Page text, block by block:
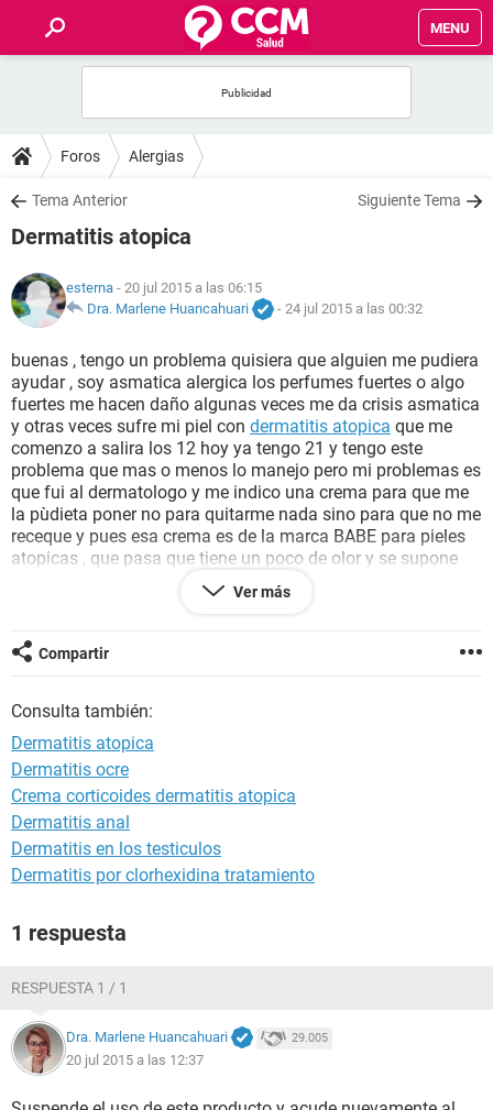
MENU
FOROS
SALUD
NUTRICIÓN
BIENESTAR
SEXUALIDAD
GLOSARIO
Foros Alergias
Tema Anterior Siguiente Tema
Dermatitis atopica
esterna - 20 jul 2015 a las 06:15
Dra. Marlene Huancahuari
- 24 jul 2015 a las 00:32
buenas , tengo un problema quisiera que alguien me pudiera
ayudar , soy asmatica alergica los perfumes fuertes o algo
fuertes me hacen daño algunas veces me da crisis asmatica
y otras veces sufre mi piel con dermatitis atopica que me
comenzo a salira los 12 hoy ya tengo 21 y tengo este
problema que mas o menos lo manejo pero mi problemas es
que fui al dermatologo y me indico una crema para que me
la pùdieta poner no para quitarme nada sino para que no me
receque y pues esa crema es de la marca BABE para pieles
atopicas , que pasa que tiene un poco de olor y se supone
que la crema no deja que me salga
contrario cuando me la pongo me sale
porfavor
Ver más
Compartir
Consulta también:
Dermatitis atopica
Dermatitis ocre
Crema corticoides dermatitis atopica
Dermatitis anal
Dermatitis en los testiculos
Dermatitis por clorhexidina tratamiento
1 respuesta
RESPUESTA 1 / 1
Dra. Marlene Huancahuari 29.005
20 jul 2015 a las 12:37